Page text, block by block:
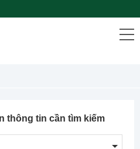
thông tin cần tìm kiếm